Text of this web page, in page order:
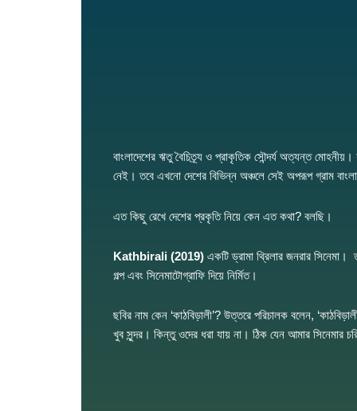
বাংলাদেশের ঋতু বৈচিত্র্য ও প্রাকৃতিক সৌন্দর্য অত্যন্ত
নেই। তবে এখনো দেশের বিভিন্ন অঞ্চলে সেই অপরূপ গ্রাম
এত কিছু রেখে দেশের প্রকৃতি নিয়ে কেন এত কথা? বলছি।
Kathbirali (2019) একটি ড্রামা থ্রিলার জনরার সিনেমা।
গল্প এবং সিনেমাটোগ্রাফি দিয়ে নির্মিত।
ছবির নাম কেন ‘কাঠবিড়ালী’? উত্তরে পরিচালক বলেন,
খুব সুন্দর। কিন্তু ওদের ধরা যায় না। ঠিক যেন আমার সিনেমার